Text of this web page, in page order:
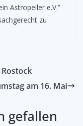
Astropeiler e.V.”
zu
am 16. Mai
gefallen